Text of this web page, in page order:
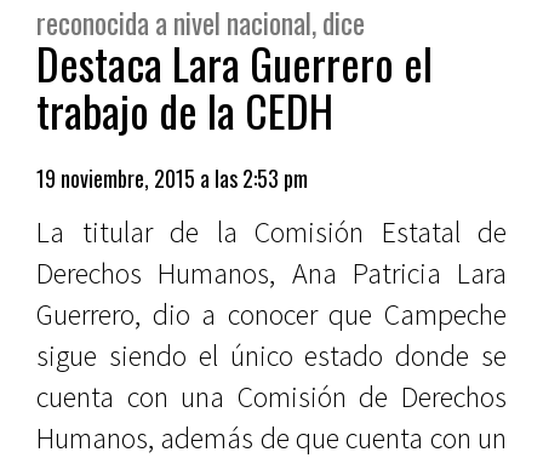
reconocida a nivel nacional, dice
Destaca Lara Guerrero el
trabajo de la CEDH
19 noviembre, 2015 a las 2:53 pm
La titular de la Comisión Estatal de
Derechos Humanos, Ana Patricia Lara
Guerrero, dio a conocer que Campeche
sigue siendo el único estado donde se
cuenta con una Comisión de Derechos
Humanos, además de que cuenta con un